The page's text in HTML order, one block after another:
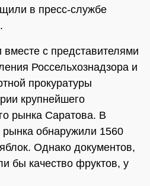
в пресс-службе
с представителями
Россельхознадзора и
прокуратуры
крупнейшего
рынка Саратова. В
рынка обнаружили 1560
Однако документов,
бы качество фруктов, у